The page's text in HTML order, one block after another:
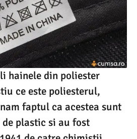
hainele din poliester
ce este poliesterul,
faptul ca acestea sunt
plastic si au fost